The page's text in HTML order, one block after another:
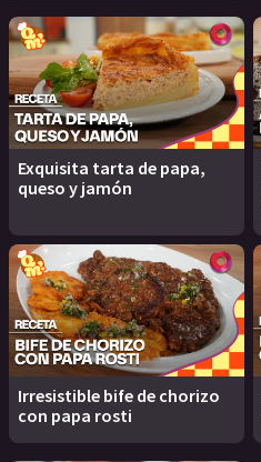
Exquisita tarta de papa,
queso y jamón
Irresistible bife de chorizo
con papa rosti